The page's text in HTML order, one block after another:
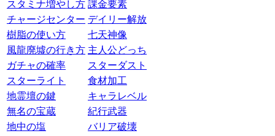
スタミナ増やし方 課金要素
チャージセンター デイリー解放
樹脂の使い方
七天神像
風龍廃墟の行き方 主人公どっち
ガチャの確率
スターダスト
スターライト
食材加工
地霊壇の鍵
キャラレベル
無名の宝蔵
紀行武器
地中の塩
バリア破壊